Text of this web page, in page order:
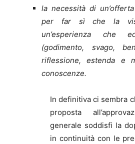
la necessità di
per far sì che la
un’esperienza che
(godimento, svago,
riflessione, estenda e
conoscenze.
In definitiva ci sembra
proposta
generale soddisfi la
in continuità con le